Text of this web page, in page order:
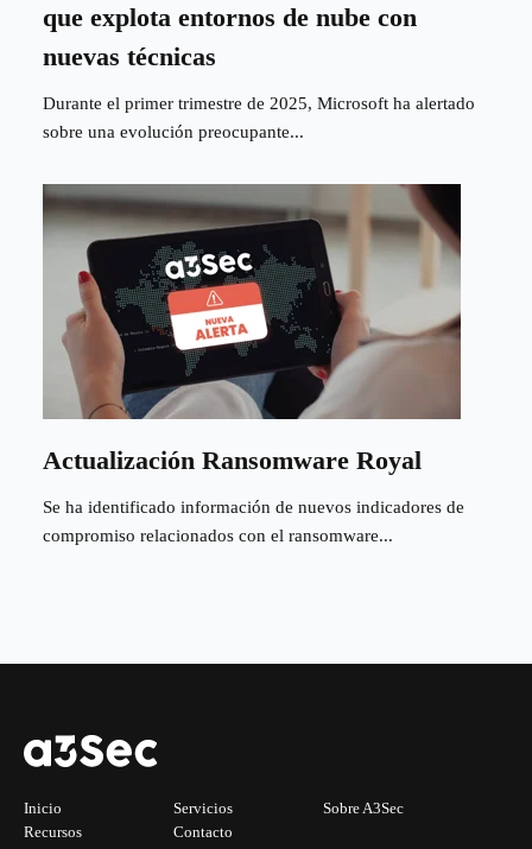
que explota entornos de nube con
nuevas técnicas
Durante el primer trimestre de 2025, Microsoft ha alertado
sobre una evolución preocupante...
Actualización Ransomware Royal
Se ha identificado información de nuevos indicadores de
compromiso relacionados con el ransomware...
Inicio Servicios
Sobre A3Sec
Recursos
Contacto